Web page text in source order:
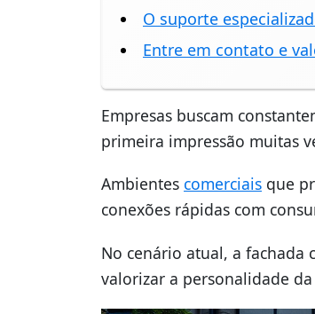
O suporte
Entre em contato e
Empresas buscam
primeira impressão muitas
Ambientes comerciais que
conexões rápidas com
No cenário atual, a fachada
valorizar a personalidade da